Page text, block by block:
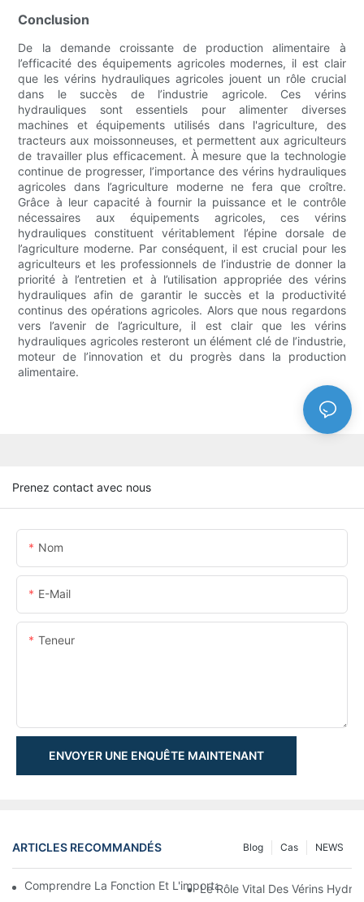
Conclusion
De la demande croissante de production alimentaire à
l’efficacité des équipements agricoles modernes, il est clair
que les vérins hydrauliques agricoles jouent un rôle crucial
dans le succès de l’industrie agricole. Ces vérins
hydrauliques sont essentiels pour alimenter diverses
machines et équipements utilisés dans l'agriculture, des
tracteurs aux moissonneuses, et permettent aux agriculteurs
de travailler plus efficacement. À mesure que la technologie
continue de progresser, l’importance des vérins hydrauliques
agricoles dans l’agriculture moderne ne fera que croître.
Grâce à leur capacité à fournir la puissance et le contrôle
nécessaires aux équipements agricoles, ces vérins
hydrauliques constituent véritablement l’épine dorsale de
l’agriculture moderne. Par conséquent, il est crucial pour les
agriculteurs et les professionnels de l’industrie de donner la
priorité à l’entretien et à l’utilisation appropriée des vérins
hydrauliques afin de garantir le succès et la productivité
continus des opérations agricoles. Alors que nous regardons
vers l’avenir de l’agriculture, il est clair que les vérins
hydrauliques agricoles resteront un élément clé de l’industrie,
moteur de l’innovation et du progrès dans la production
alimentaire.
Prenez contact avec nous
Nom
E-Mail
Teneur
ENVOYER UNE ENQUÊTE MAINTENANT
ARTICLES RECOMMANDÉS NEWS
Cas
Blog
Comprendre La Fonction Et L'importance Des Vérins
Le Rôle Vital Des Vérins